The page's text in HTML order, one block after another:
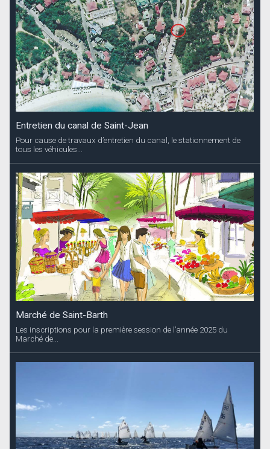
Entretien du canal de Saint-Jean
Pour cause de travaux d’entretien du canal, le stationnement de
tous les véhicules...
Marché de Saint-Barth
Les inscriptions pour la première session de l’année 2025 du
Marché de...